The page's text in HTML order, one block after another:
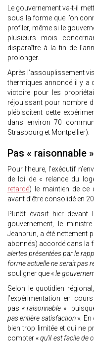
Le gouvernement va-t-il
sous la forme que l’on
profiler, même si le
plusieurs mois
disparaître à la fin de
prolonger.
Après l’assouplissement
thermiques annoncé il y a
victoire pour les
réjouissant pour nombre
plébiscitent cette
dans environ 70
Strasbourg et Montpellier).
Pas « raisonnable
Pour l’heure, l’exécutif
de loi de « relance du
retardé) le maintien de ce
avant d’être consolidé en
Plutôt évasif hier devant
gouvernement, le
Jeanbrun, a été nettement
abonnés) accordé dans la
alertes présentées par le
forme actuelle ne serait pas
souligner que «le
Selon le quotidien
l’expérimentation en
pas «raisonnable »
pas entière satisfaction». En
bien trop limitée et qui ne
compter «qu'il est facile de